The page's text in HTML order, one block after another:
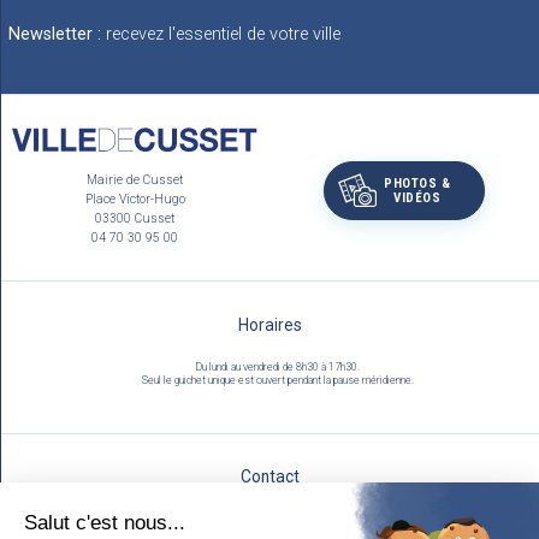
Newsletter : recevez l'essentiel de votre ville
Mairie de Cusset
Place Victor-Hugo
03300 Cusset
04 70 30 95 00
PHOTOS &
VIDÉOS
Horaires
Du lundi au vendredi de 8h30 à 17h30.
Seul le guichet unique est ouvert pendant la pause méridienne.
Contact